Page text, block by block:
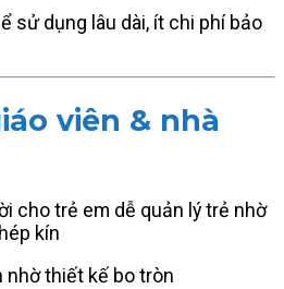
sử dụng lâu dài, ít chi phí bảo
viên & nhà
cho trẻ em dễ quản lý trẻ nhờ
kín
nhờ thiết kế bo tròn